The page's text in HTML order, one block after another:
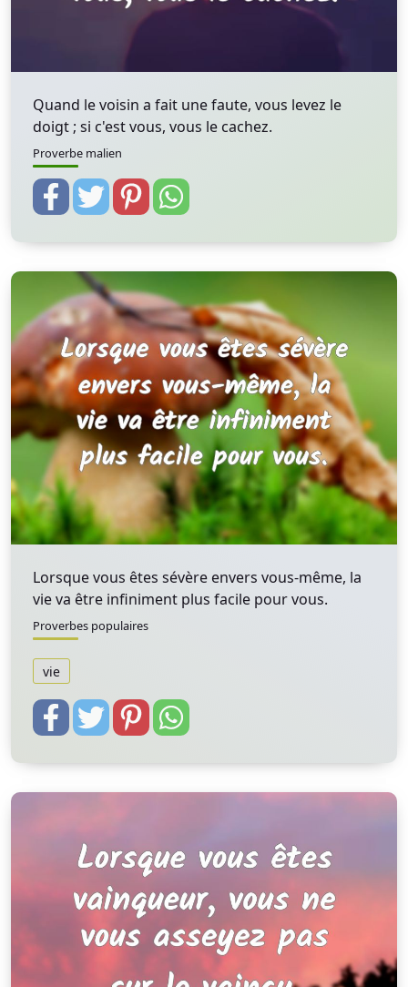
Quand le voisin a fait une faute, vous levez le
doigt ; si c'est vous, vous le cachez.
Proverbe malien
Lorsque vous êtes sévère envers vous-même, la
vie va être infiniment plus facile pour vous.
Proverbes populaires
vie